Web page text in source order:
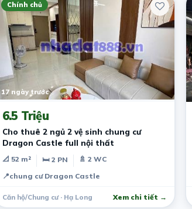
Chính chủ
17 ngày trước
6.5 Triệu
Cho thuê 2 ngủ 2 vệ sinh chung cư
Dragon Castle full nội thất
📐 52 m² 🛏 2 PN
🚿 2 WC
📍chung cư Dragon Castle
Căn hộ/Chung cư · Hạ Long Xem chi tiết →